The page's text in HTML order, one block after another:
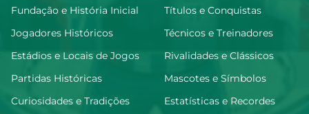
Fundação e História Inicial
Títulos e Conquistas
Jogadores Históricos
Técnicos e Treinadores
Estádios e Locais de Jogos
Rivalidades e Clássicos
Partidas Históricas
Mascotes e Símbolos
Curiosidades e Tradições
Estatísticas e Recordes